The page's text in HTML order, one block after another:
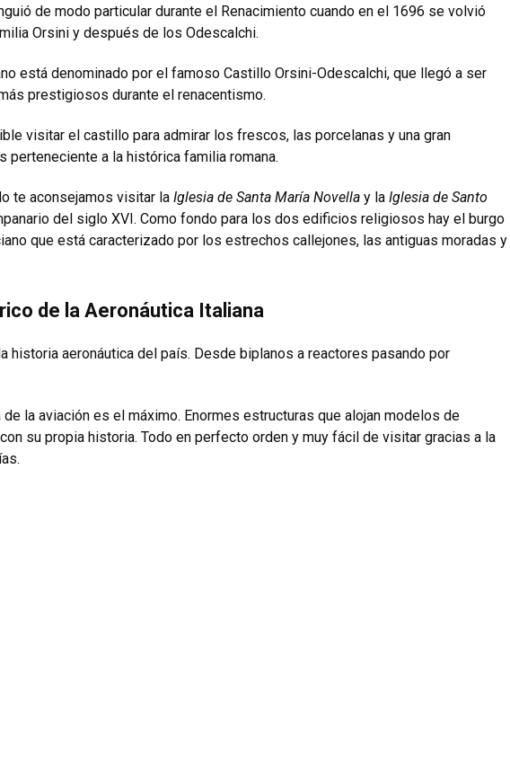
de modo particular durante el Renacimiento cuando en el 1696 se volvió
Orsini y después de los Odescalchi.
está denominado por el famoso Castillo Orsini-Odescalchi, que llegó a ser
prestigiosos durante el renacentismo.
visitar el castillo para admirar los frescos, las porcelanas y una gran
perteneciente a la histórica familia romana.
te aconsejamos visitar la Iglesia de Santa María Novella y la Iglesia de Santo
del siglo XVI. Como fondo para los dos edificios religiosos hay el burgo
que está caracterizado por los estrechos callejones, las antiguas moradas y
de la Aeronáutica Italiana
historia aeronáutica del país. Desde biplanos a reactores pasando por
de la aviación es el máximo. Enormes estructuras que alojan modelos de
su propia historia. Todo en perfecto orden y muy fácil de visitar gracias a la